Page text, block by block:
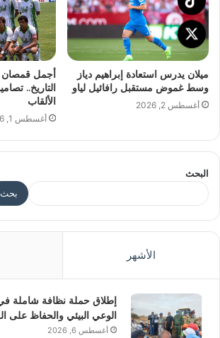
ميلان يدرس استعادة إبراهيم دياز
وسط غموض مستقبل رافائيل لياو
أغسطس 2, 2026
أجمل قمصان
التاريخ..
الألقاب
أغسطس 1, 2026
البحث
بحث
الأشهر
إطلاق حملة نظافة شاملة في
الوعي البيئي والحفاظ على
أغسطس 6, 2026